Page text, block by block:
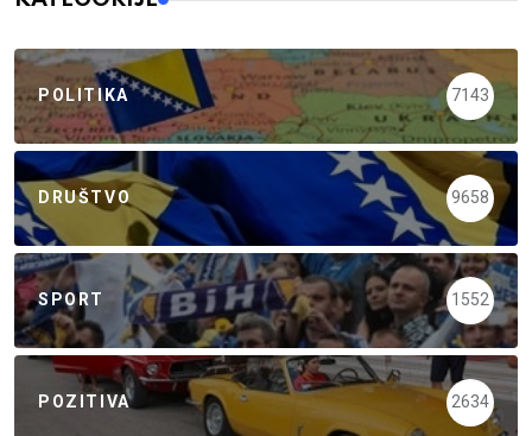
POLITIKA 7143
DRUŠTVO 9658
SPORT 1552
POZITIVA 2634